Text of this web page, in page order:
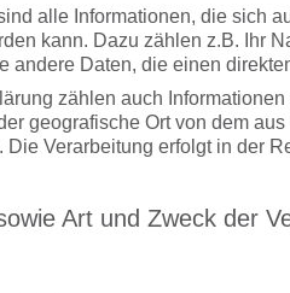
alle Informationen, die sich
kann. Dazu zählen z.B. Ihr
Daten, die einen
zählen auch
geografische Ort von dem
Verarbeitung erfolgt in der
Art und Zweck der